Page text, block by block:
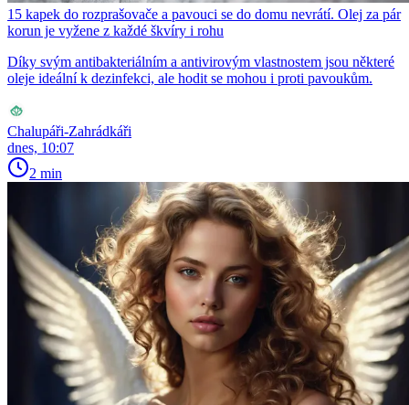
15 kapek do rozprašovače a pavouci se do domu nevrátí. Olej za pár
korun je vyžene z každé škvíry i rohu
Díky svým antibakteriálním a antivirovým vlastnostem jsou některé
oleje ideální k dezinfekci, ale hodit se mohou i proti pavoukům.
Chalupáři-Zahrádkáři
dnes, 10:07
2 min